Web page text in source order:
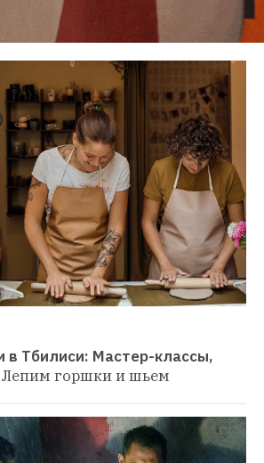
в Тбилиси: Мастер-классы,
Лепим горшки и шьем